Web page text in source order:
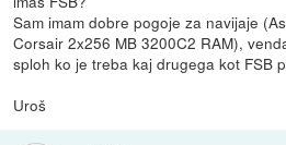
Sam imam dobre pogoje za navijaje
Corsair 2x256 MB 3200C2 RAM),
sploh ko je treba kaj drugega kot FSB
Uroš